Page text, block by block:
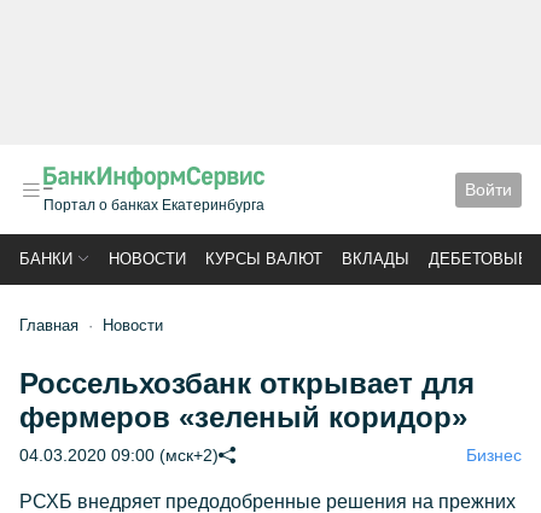
Портал о банках Екатеринбурга
Войти
БАНКИ НОВОСТИ КУРСЫ ВАЛЮТ ВКЛАДЫ ДЕБЕТОВЫЕ
Главная Новости
Россельхозбанк открывает для
фермеров «зеленый коридор»
04.03.2020 09:00 (мск+2) Бизнес
РСХБ внедряет предодобренные решения на прежних